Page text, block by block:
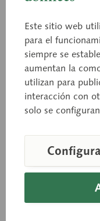
modelado del
Precio a
Listo para envío
Este sitio web
para el
siempre se
aumentan la
utilizan para
interacción con
solo se